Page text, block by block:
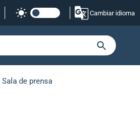
Cambiar idioma
Sala de prensa